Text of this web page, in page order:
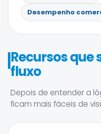
Desempenho
Recursos que
fluxo
Depois de entender a
ficam mais fáceis de